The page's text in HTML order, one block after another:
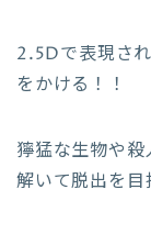
2.5Dで表現さ
をかける！！
獰猛な生物や
解いて脱出を